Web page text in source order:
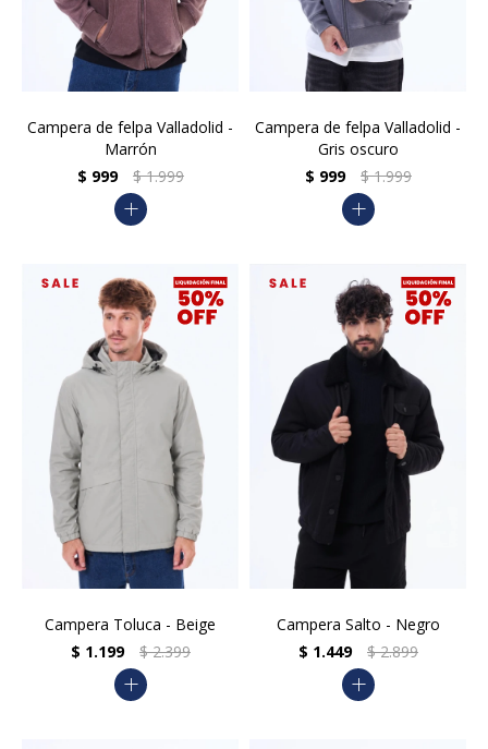
Campera de felpa Valladolid -
Marrón
$ 999 $ 1.999
add
Campera de felpa Valladolid -
Gris oscuro
$ 999 $ 1.999
add
Campera Toluca - Beige
$ 1.199 $ 2.399
add
Campera Salto - Negro
$ 1.449 $ 2.899
add